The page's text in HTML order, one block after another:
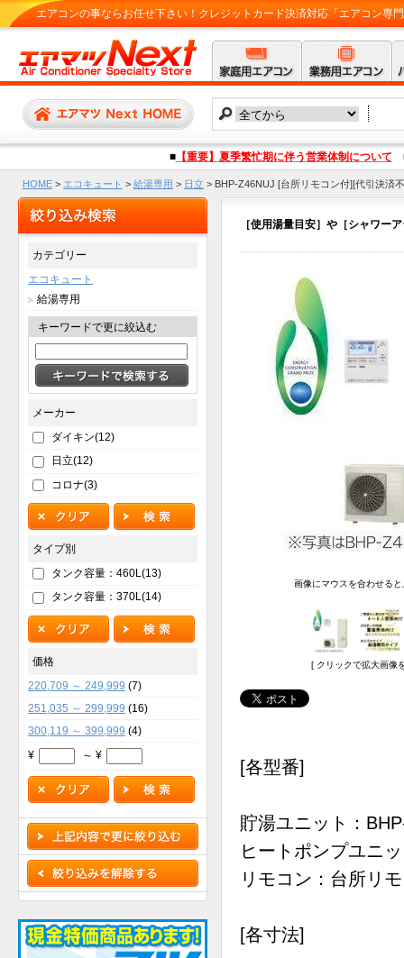
エアコンの事ならお任せ下さい！クレジットカード決済対応「エアコン専
■【重要】夏季繁忙期に伴う営業体制について
HOME > エコキュート > 給湯専用 > 日立 > BHP-Z46NUJ [台所リモコン付][代引決済
［使用湯量目安］や［シャワー
画像にマウスを合わせる
[ クリックで拡大画像
[各型番]
貯湯ユニット：
ヒートポンプユニ
リモコン：台所リ
[各寸法]
カテゴリー
エコキュート
給湯専用
キーワードで更に絞込む
メーカー
ダイキン(12)
日立(12)
コロナ(3)
タイプ別
タンク容量：460L(13)
タンク容量：370L(14)
価格
220,709 ～ 249,999 (7)
251,035 ～ 299,999 (16)
300,119 ～ 399,999 (4)
¥
～ ¥